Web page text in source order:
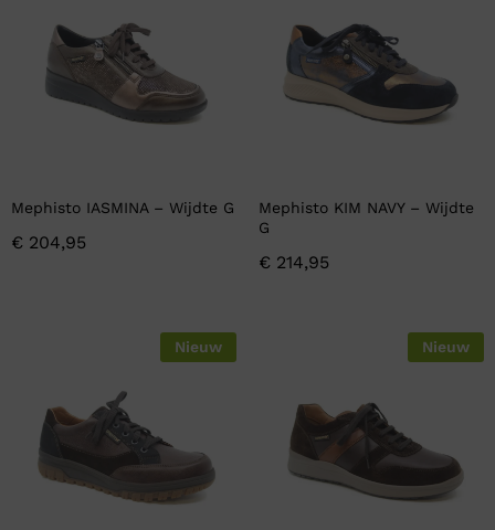
Mephisto IASMINA – Wijdte G
€ 204,95
Mephisto KIM NAVY – Wijdte
G
€ 214,95
Nieuw Nieuw